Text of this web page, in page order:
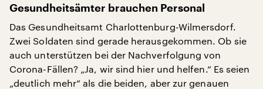
Gesundheitsämter brauchen Personal
Das Gesundheitsamt Charlottenburg-Wilmersdorf.
Zwei Soldaten sind gerade herausgekommen. Ob sie
auch unterstützen bei der Nachverfolgung von
Corona-Fällen? „Ja, wir sind hier und helfen.“ Es seien
„deutlich mehr“ als die beiden, aber zur genauen